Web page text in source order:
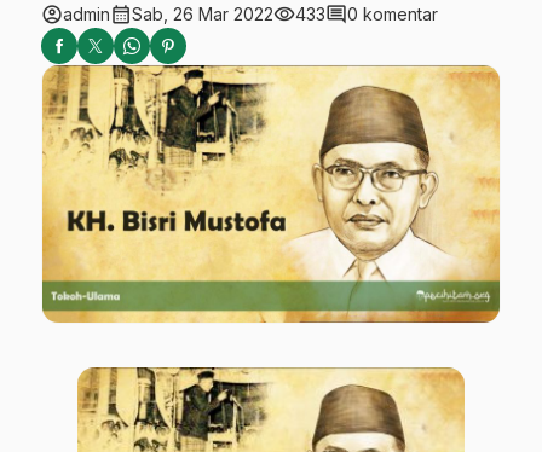
account_circleadmincalendar_monthSab, 26 Mar 2022visibility433comment0 komentar